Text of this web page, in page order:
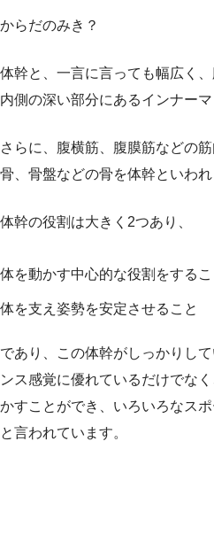
からだのみき？
体幹と、一言に言っても幅広く
内側の深い部分にあるインナー
さらに、腹横筋、腹膜筋などの
骨、骨盤などの骨を体幹といわれ
体幹の役割は大きく2つあり、
体を動かす中心的な役割をするこ
体を支え姿勢を安定させること
であり、この体幹がしっかりし
ンス感覚に優れているだけでな
かすことができ、いろいろなス
と言われています。